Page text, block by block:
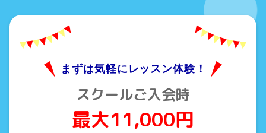
まずは気軽にレッスン体験！
スクールご入会時
最大11,000円
者様へ
プライバシーポリシー